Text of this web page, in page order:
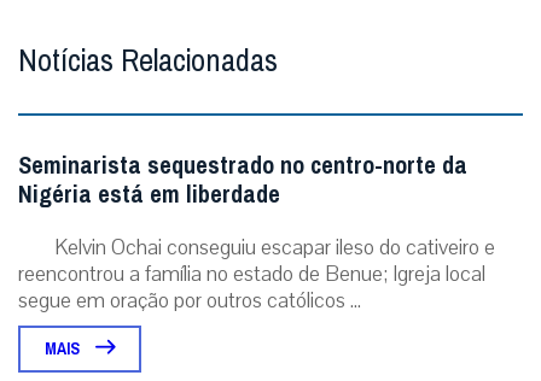
Enviar
Notícias Relacionadas
Seminarista sequestrado no centro-norte da
Nigéria está em liberdade